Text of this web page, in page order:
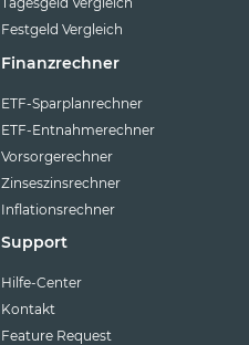
Festgeld Vergleich
Finanzrechner
ETF-Sparplanrechner
ETF-Entnahmerechner
Vorsorgerechner
Zinseszinsrechner
Inflationsrechner
Support
Hilfe-Center
Kontakt
Feature Request